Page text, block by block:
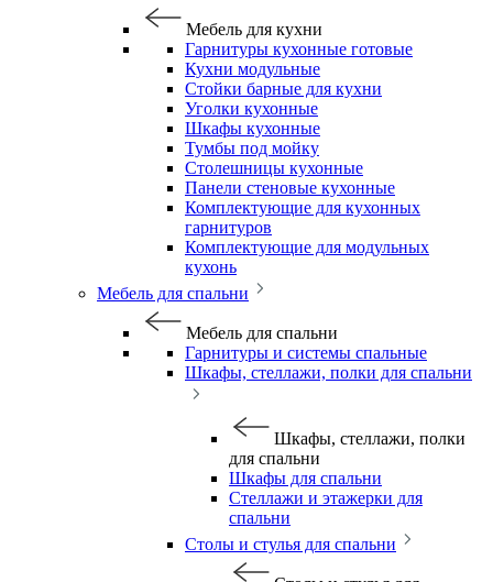
Мебель для кухни
Гарнитуры кухонные готовые
Кухни модульные
Стойки барные для кухни
Уголки кухонные
Шкафы кухонные
Тумбы под мойку
Столешницы кухонные
Панели стеновые кухонные
Комплектующие для кухонных
гарнитуров
Комплектующие для модульных
кухонь
Мебель для спальни
Мебель для спальни
Гарнитуры и системы спальные
Шкафы, стеллажи, полки для спальни
Шкафы, стеллажи, полки
для спальни
Шкафы для спальни
Стеллажи и этажерки для
спальни
Столы и стулья для спальни